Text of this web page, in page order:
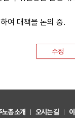
여 대책을 논의 중.
수정
노총 소개 오시는 길